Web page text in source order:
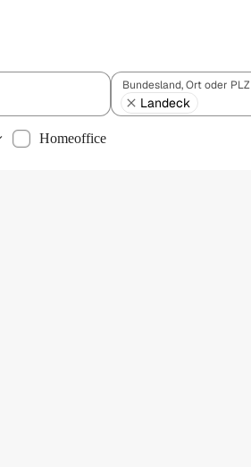
Bundesland, Ort oder PLZ
Landeck
Homeoffice